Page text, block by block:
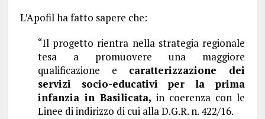
L’Apofil ha fatto sapere che:
“Il progetto rientra nella strategia regionale
tesa a promuovere una maggiore
qualificazione e caratterizzazione dei
servizi socio-educativi per la prima
infanzia in Basilicata, in coerenza con le
Linee di indirizzo di cui alla D.G.R. n. 422/16.